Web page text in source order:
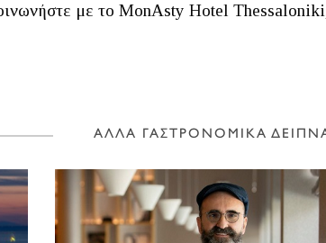
με το MonAsty Hotel
ΑΛΛΑ ΓΑΣΤΡΟΝΟΜΙΚΑ